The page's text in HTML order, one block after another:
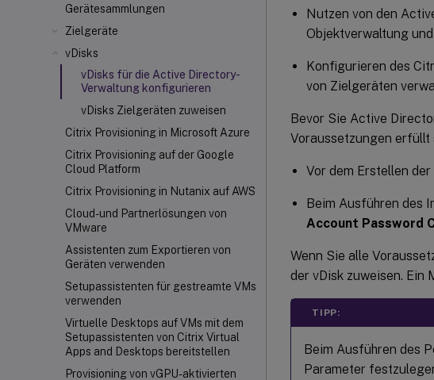
Gerätesammlungen
Zielgeräte
vDisks
vDisks für die Active Directory-
Verwaltung konfigurieren
vDisks Zielgeräten zuweisen
Citrix Provisioning in Microsoft Azure
Citrix Provisioning auf der Google
Cloud Platform
Citrix Provisioning in Nutanix auf AWS
Cloud- und Partnerlösungen von
VMware
Assistenten zum Exportieren von
Geräten verwenden
Setupassistenten für gestreamte VMs
verwenden
Virtuelle Desktops auf VMs mit dem
Setupassistenten von Citrix Virtual
Apps and Desktops bereitstellen
Provisioning von vGPU-aktivierten
Nutzen von den
Objektverwaltung
Konfigurieren des
von Zielgeräten
Bevor Sie Active
Voraussetzungen erfüllt
Vor dem Erstellen
Beim Ausführen des
Account Password
Wenn Sie alle
der vDisk zuweisen. Ein
TIPP:
Beim Ausführen des
Parameter